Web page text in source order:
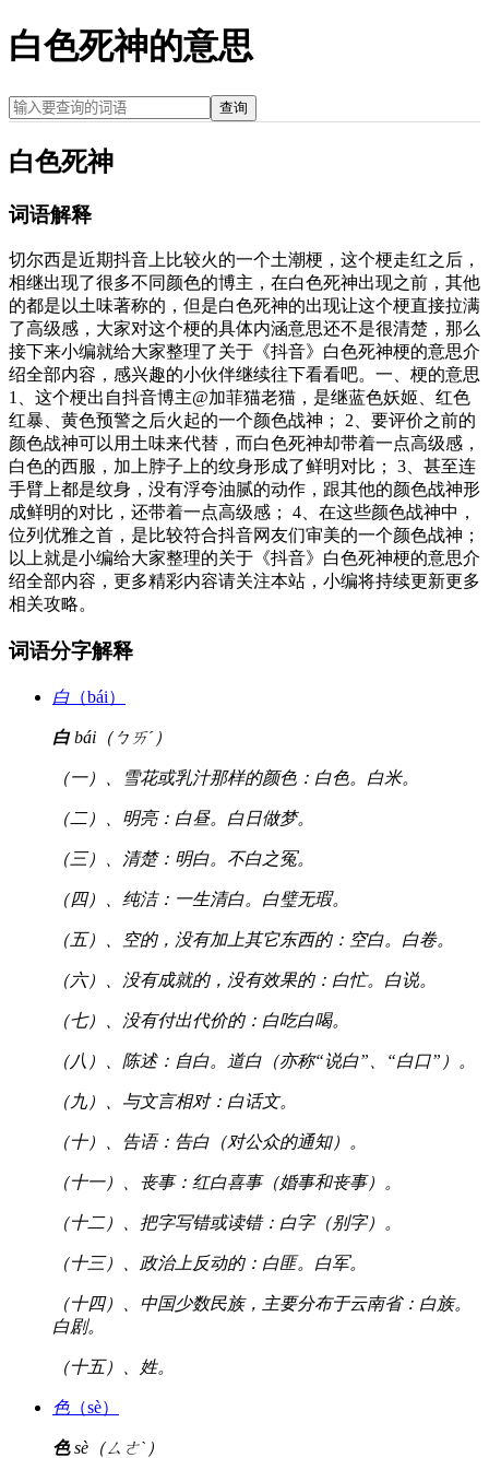
白色死神的意思
查询
白色死神
词语解释
切尔西是近期抖音上比较火的一个土潮梗，这个梗走红之后，
相继出现了很多不同颜色的博主，在白色死神出现之前，其他
的都是以土味著称的，但是白色死神的出现让这个梗直接拉满
了高级感，大家对这个梗的具体内涵意思还不是很清楚，那么
接下来小编就给大家整理了关于《抖音》白色死神梗的意思介
绍全部内容，感兴趣的小伙伴继续往下看看吧。一、梗的意思
1、这个梗出自抖音博主@加菲猫老猫，是继蓝色妖姬、红色
红暴、黄色预警之后火起的一个颜色战神； 2、要评价之前的
颜色战神可以用土味来代替，而白色死神却带着一点高级感，
白色的西服，加上脖子上的纹身形成了鲜明对比； 3、甚至连
手臂上都是纹身，没有浮夸油腻的动作，跟其他的颜色战神形
成鲜明的对比，还带着一点高级感； 4、在这些颜色战神中，
位列优雅之首，是比较符合抖音网友们审美的一个颜色战神；
以上就是小编给大家整理的关于《抖音》白色死神梗的意思介
绍全部内容，更多精彩内容请关注本站，小编将持续更新更多
相关攻略。
词语分字解释
白 （bái）
白bái（ㄅㄞˊ）
（一）、雪花或乳汁那样的颜色：白色。白米。
（二）、明亮：白昼。白日做梦。
（三）、清楚：明白。不白之冤。
（四）、纯洁：一生清白。白璧无瑕。
（五）、空的，没有加上其它东西的：空白。白卷。
（六）、没有成就的，没有效果的：白忙。白说。
（七）、没有付出代价的：白吃白喝。
（八）、陈述：自白。道白（亦称“说白”、“白口”）。
（九）、与文言相对：白话文。
（十）、告语：告白（对公众的通知）。
（十一）、丧事：红白喜事（婚事和丧事）。
（十二）、把字写错或读错：白字（别字）。
（十三）、政治上反动的：白匪。白军。
（十四）、中国少数民族，主要分布于云南省：白族。
白剧。
（十五）、姓。
色 （sè）
色sè（ㄙㄜˋ）